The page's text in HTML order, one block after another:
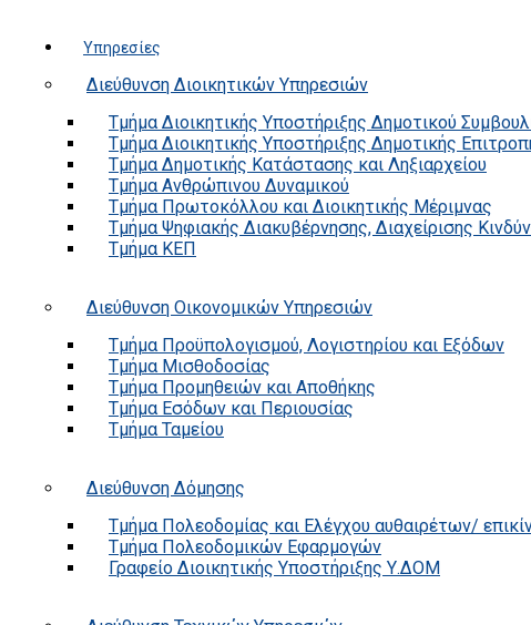
Υπηρεσίες
Διεύθυνση Διοικητικών Υπηρεσιών
Τμήμα Διοικητικής Υποστήριξης Δημοτικού
Τμήμα Διοικητικής Υποστήριξης Δημοτικής
Τμήμα Δημοτικής Κατάστασης και Ληξιαρχείου
Τμήμα Ανθρώπινου Δυναμικού
Τμήμα Πρωτοκόλλου και Διοικητικής Μέριμνας
Τμήμα Ψηφιακής Διακυβέρνησης, Διαχείρισης
Τμήμα ΚΕΠ
Διεύθυνση Οικονομικών Υπηρεσιών
Τμήμα Προϋπολογισμού, Λογιστηρίου και Εξόδων
Τμήμα Μισθοδοσίας
Τμήμα Προμηθειών και Αποθήκης
Τμήμα Εσόδων και Περιουσίας
Τμήμα Ταμείου
Διεύθυνση Δόμησης
Τμήμα Πολεοδομίας και Ελέγχου αυθαιρέτων/
Τμήμα Πολεοδομικών Εφαρμογών
Γραφείο Διοικητικής Υποστήριξης Υ.ΔΟΜ